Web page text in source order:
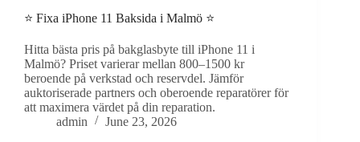
⭐ Fixa iPhone 11 Baksida i Malmö ⭐
Hitta bästa pris på bakglasbyte till iPhone 11 i
Malmö? Priset varierar mellan 800–1500 kr
beroende på verkstad och reservdel. Jämför
auktoriserade partners och oberoende reparatörer för
att maximera värdet på din reparation.
admin
June 23, 2026